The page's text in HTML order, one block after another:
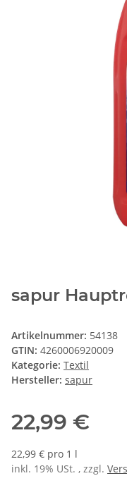
sapur
Artikelnummer: 54138
GTIN: 4260006920009
Kategorie: Textil
Hersteller: sapur
22,99 €
22,99 € pro 1 l
inkl. 19% USt. , zzgl.